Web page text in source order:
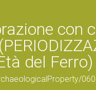
con
del Ferro)